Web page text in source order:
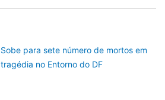
Sobe para sete número de mortos em
tragédia no Entorno do DF